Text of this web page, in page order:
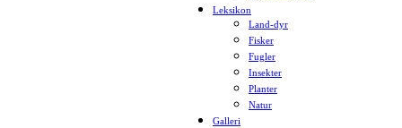
Leksikon
Land-dyr
Fisker
Fugler
Insekter
Planter
Natur
Galleri